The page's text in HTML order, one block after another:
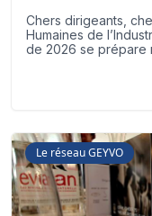
Chers dirigeants,
Humaines de
de 2026 se prépare
Le réseau GEYVO